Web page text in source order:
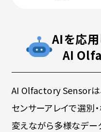
AIを応
AI
AI Olfactory Sensorは
センサーアレイで選別
変えながら多様なデー